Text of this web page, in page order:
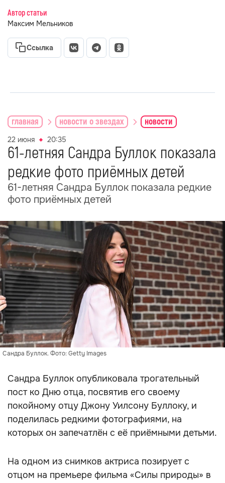
Автор статьи
Максим Мельников
Ссылка
главная новости о звездах новости
22 июня 20:35
61-летняя Сандра Буллок показала
редкие фото приёмных детей
61-летняя Сандра Буллок показала редкие
фото приёмных детей
Сандра Буллок. Фото: Getty Images
Сандра Буллок опубликовала трогательный
пост ко Дню отца, посвятив его своему
покойному отцу Джону Уилсону Буллоку, и
поделилась редкими фотографиями, на
которых он запечатлён с её приёмными детьми.
На одном из снимков актриса позирует с
отцом на премьере фильма «Силы природы» в